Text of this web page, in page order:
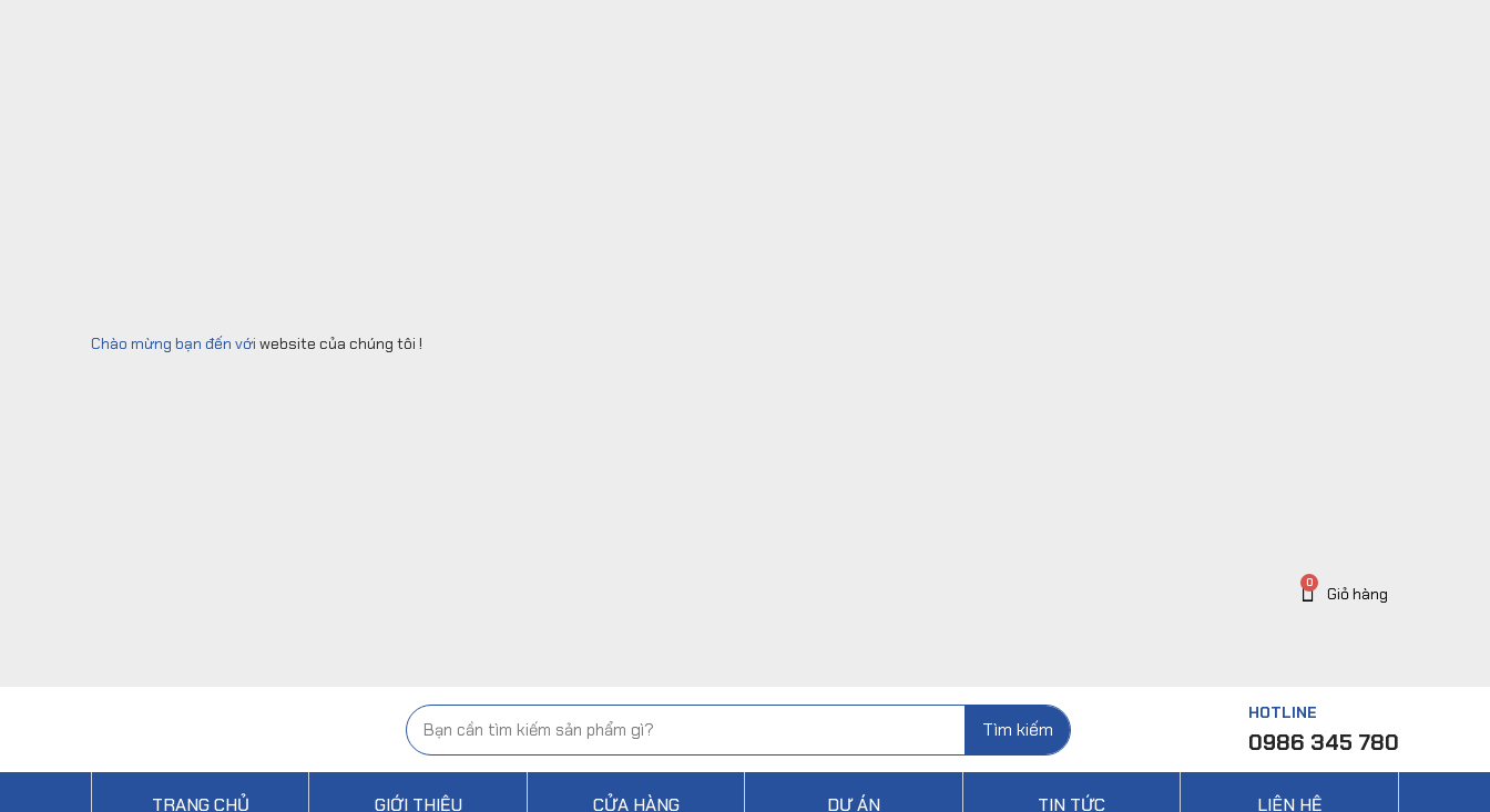
Chào mừng bạn đến với website của chúng tôi !
Tìm kiếm
HOTLINE
0986 345 780
TRANG CHỦ GIỚI THIỆU CỬA HÀNG DỰ ÁN TIN TỨC LIÊN HỆ